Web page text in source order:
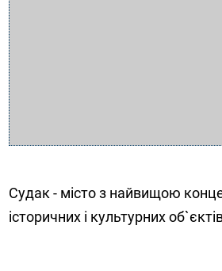
Судак - місто з найвищою
історичних і культурних